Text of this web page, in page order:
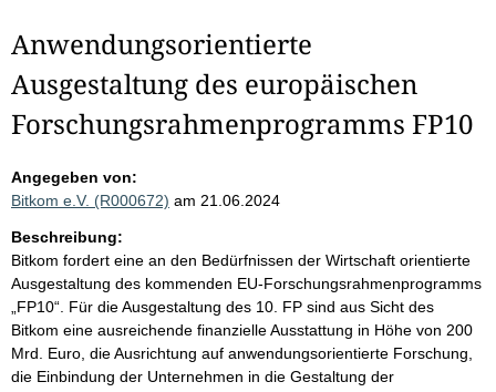
Anwendungsorientierte
Ausgestaltung des europäischen
Forschungsrahmenprogramms FP10
Angegeben von:
Bitkom e.V. (R000672) am 21.06.2024
Beschreibung:
Bitkom fordert eine an den Bedürfnissen der Wirtschaft orientierte
Ausgestaltung des kommenden EU-Forschungsrahmenprogramms
„FP10“. Für die Ausgestaltung des 10. FP sind aus Sicht des
Bitkom eine ausreichende finanzielle Ausstattung in Höhe von 200
Mrd. Euro, die Ausrichtung auf anwendungsorientierte Forschung,
die Einbindung der Unternehmen in die Gestaltung der